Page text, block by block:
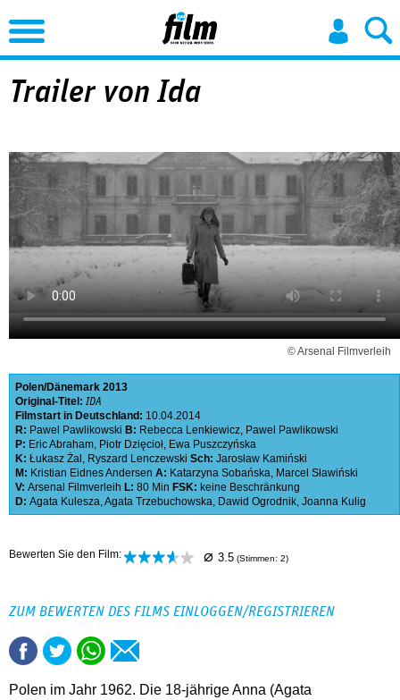
Jump to Navigation
Trailer von Ida
© Arsenal Filmverleih
Polen Dänemark 2013
Original-Titel: IDA
Filmstart in Deutschland: 10.04.2014
R: Pawel Pawlikowski B: Rebecca Lenkiewicz, Pawel Pawlikowski
P: Eric Abraham, Piotr Dzięcioł, Ewa Puszczyńska
K: Łukasz Żal , Ryszard Lenczewski Sch: Jarosław Kamiński
M: Kristian Eidnes Andersen A: Katarzyna Sobańska, Marcel Sławiński
V: Arsenal Filmverleih L: 80 Min FSK: keine Beschränkung
D: Agata Kulesza,Agata Trzebuchowska, Dawid Ogrodnik, Joanna Kulig
Bewerten Sie den Film: ⌀ 3.5 (Stimmen: 2)
ZUM BEWERTEN DES FILMS EINLOGGEN/REGISTRIEREN
Polen im Jahr 1962. Die 18-jährige Anna (Agata